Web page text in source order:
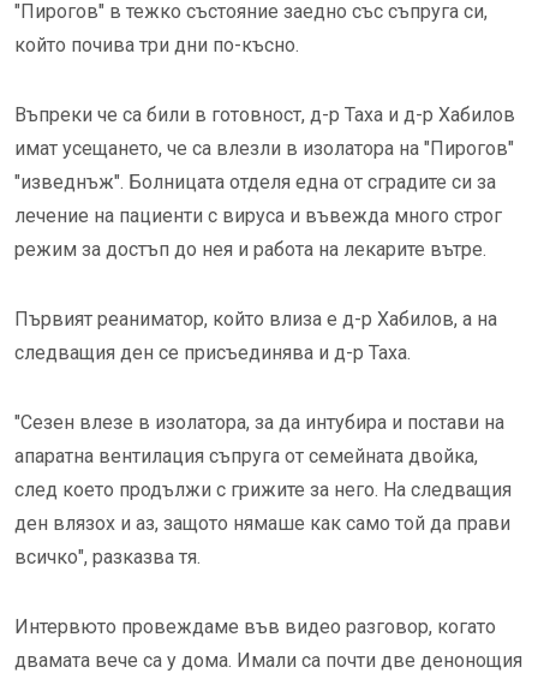
"Пирогов" в тежко състояние заедно със съпруга си,
който почива три дни по-късно.
Въпреки че са били в готовност, д-р Таха и д-р Хабилов
имат усещането, че са влезли в изолатора на "Пирогов"
"изведнъж". Болницата отделя една от сградите си за
лечение на пациенти с вируса и въвежда много строг
режим за достъп до нея и работа на лекарите вътре.
Първият реаниматор, който влиза е д-р Хабилов, а на
следващия ден се присъединява и д-р Таха.
"Сезен влезе в изолатора, за да интубира и постави на
апаратна вентилация съпруга от семейната двойка,
след което продължи с грижите за него. На следващия
ден влязох и аз, защото нямаше как само той да прави
всичко", разказва тя.
Интервюто провеждаме във видео разговор, когато
двамата вече са у дома. Имали са почти две денонощия